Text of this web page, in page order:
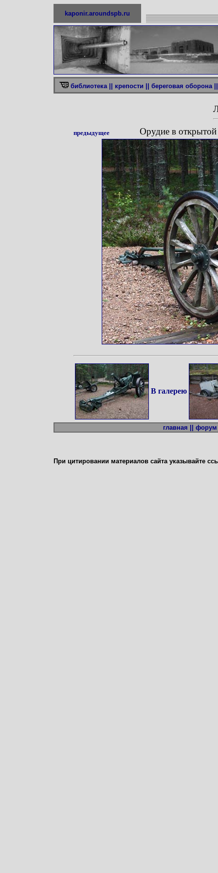
kaponir.aroundspb.ru
библиотека || крепости || береговая оборона ||
предыдущее Орудие в
В галерею
главная || форум
При цитировании материалов сайта указывайте